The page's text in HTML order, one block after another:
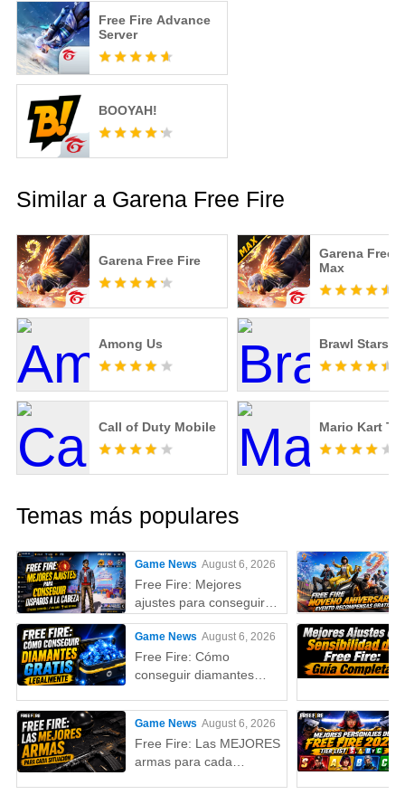
Free Fire Advance
Server
BOOYAH!
Similar a Garena Free Fire
Garena Free Fire
Garena Free
Max
Among Us Brawl Stars
Call of Duty Mobile Mario Kart
Temas más populares
Game News August 6, 2026
Free Fire: Mejores
ajustes para conseguir
disparos a la cabeza
Game News August 6, 2026
Free Fire: Cómo
conseguir diamantes
2026)
Game News August 6, 2026
Free Fire: Las MEJORES
armas para cada